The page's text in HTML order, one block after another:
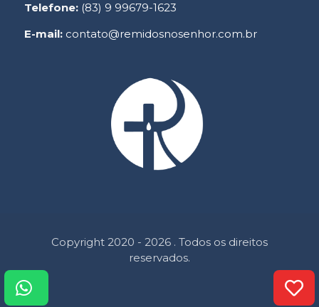
Telefone: (83) 9 99679-1623
E-mail: contato@remidosnosenhor.com.br
Copyright 2020 - 2026 . Todos os direitos
reservados.